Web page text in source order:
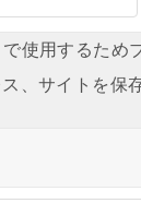
使用するため
、サイトを保